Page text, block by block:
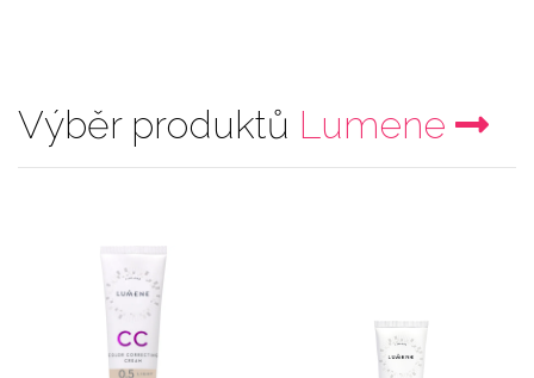
Výběr produktů Lumene